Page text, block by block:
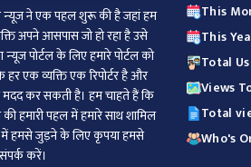
ने एक पहल शुरू की है जहां हम
अपने आसपास जो हो रहा है उसे
पोर्टल के लिए हमारे पोर्टल को
एक व्यक्ति एक रिपोर्टर है और
कर सकती है। हम चाहते हैं कि
हमारी पहल में हमारे साथ शामिल
हमसे जुड़ने के लिए कृपया हमसे
संपर्क करें।
This
This
Total
Views
Total
Who's